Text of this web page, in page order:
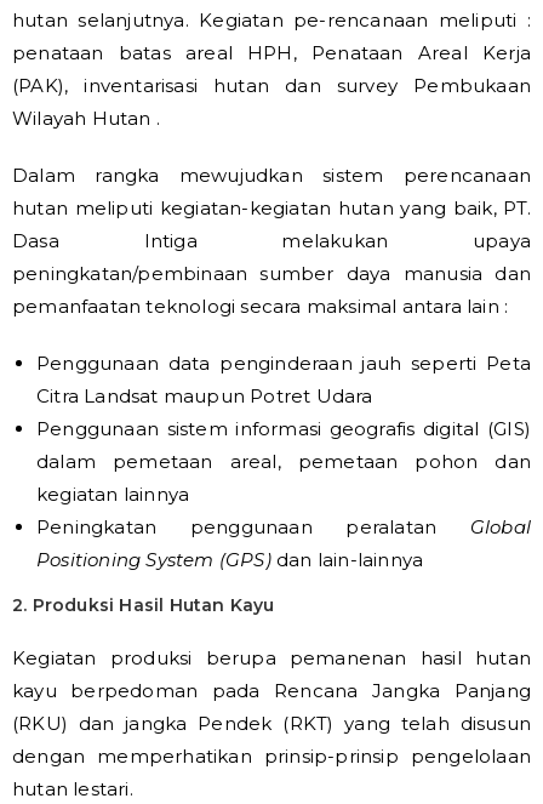
hutan selanjutnya. Kegiatan pe-rencanaan meliputi :
penataan batas areal HPH, Penataan Areal Kerja
(PAK), inventarisasi hutan dan survey Pembukaan
Wilayah Hutan .
Dalam rangka mewujudkan sistem perencanaan
hutan meliputi kegiatan-kegiatan hutan yang baik, PT.
Dasa Intiga melakukan upaya
peningkatan/pembinaan sumber daya manusia dan
pemanfaatan teknologi secara maksimal antara lain :
Penggunaan data penginderaan jauh seperti Peta
Citra Landsat maupun Potret Udara
Penggunaan sistem informasi geografis digital (GIS)
dalam pemetaan areal, pemetaan pohon dan
kegiatan lainnya
Peningkatan penggunaan peralatan Global
Positioning System (GPS)dan lain-lainnya
2. Produksi Hasil Hutan Kayu
Kegiatan produksi berupa pemanenan hasil hutan
kayu berpedoman pada Rencana Jangka Panjang
(RKU) dan jangka Pendek (RKT) yang telah disusun
dengan memperhatikan prinsip-prinsip pengelolaan
hutan lestari.